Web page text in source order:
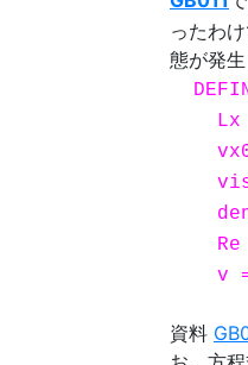
ったわ
態が発
Lx
Re
v =
資料